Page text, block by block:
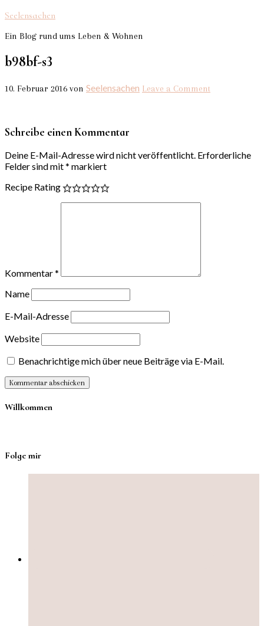
Seelensachen
Ein Blog rund ums Leben & Wohnen
b98bf-s3
10. Februar 2016 von Seelensachen Leave a Comment
Schreibe einen Kommentar
Deine E-Mail-Adresse wird nicht veröffentlicht. Erforderliche
Felder sind mit* markiert
Recipe Rating
Kommentar*
Name
E-Mail-Adresse
Website
Benachrichtige mich über neue Beiträge via E-Mail.
Willkommen
Folge mir